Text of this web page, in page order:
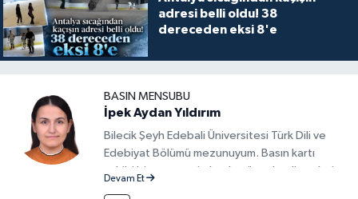
adresi belli oldu! 38
dereceden eksi 8'e
BASIN MENSUBU
İpek Aydan Yıldırım
Bilecik Şeyh Edebali Üniversitesi Türk Dili ve
Edebiyat Bölümü mezunuyum. Basın kartı
sahibi bir gazeteci olarak, güncel gelişmeleri
Devam Et